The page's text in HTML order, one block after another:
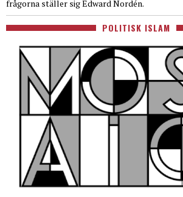
frågorna ställer sig Edward Nordén.
POLITISK ISLAM